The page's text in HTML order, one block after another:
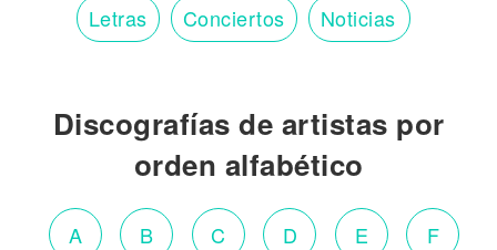
Letras Conciertos Noticias
Discografías de artistas por
orden alfabético
A B C D E F